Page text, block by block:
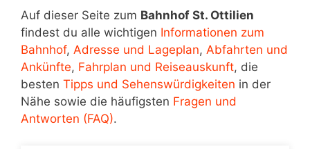
Auf dieser Seite zum Bahnhof St. Ottilien
findest du alle wichtigen Informationen zum
Bahnhof, Adresse und Lageplan, Abfahrten und
Ankünfte, Fahrplan und Reiseauskunft, die
besten Tipps und Sehenswürdigkeiten in der
Nähe sowie die häufigsten Fragen und
Antworten (FAQ).